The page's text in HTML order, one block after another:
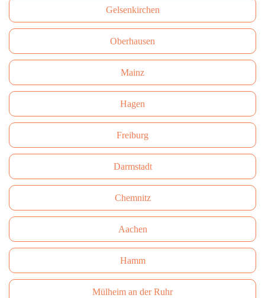
Gelsenkirchen
Oberhausen
Mainz
Hagen
Freiburg
Darmstadt
Сhemnitz
Aachen
Hamm
Mülheim an der Ruhr